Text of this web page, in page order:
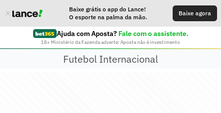
Baixe grátis o app do Lance!
O esporte na palma da mão.
Baixe agora
Ajuda com Aposta? Fale com o assistente.
18+ Ministério da Fazenda adverte: Aposta não é investimento
Futebol Internacional